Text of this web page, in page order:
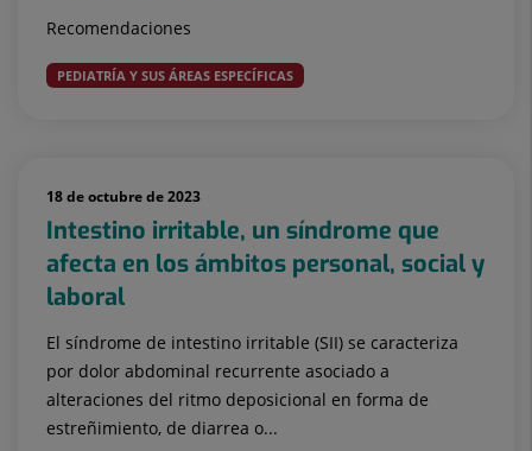
Recomendaciones
PEDIATRÍA Y SUS ÁREAS ESPECÍFICAS
18 de octubre de 2023
Intestino irritable, un síndrome que
afecta en los ámbitos personal, social y
laboral
El síndrome de intestino irritable (SII) se caracteriza
por dolor abdominal recurrente asociado a
alteraciones del ritmo deposicional en forma de
estreñimiento, de diarrea o...